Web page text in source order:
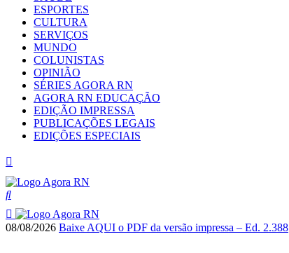
ESPORTES
CULTURA
SERVIÇOS
MUNDO
COLUNISTAS
OPINIÃO
SÉRIES AGORA RN
AGORA RN EDUCAÇÃO
EDIÇÃO IMPRESSA
PUBLICAÇÕES LEGAIS
EDIÇÕES ESPECIAIS
08/08/2026 Baixe AQUI o PDF da versão impressa – Ed. 2.388